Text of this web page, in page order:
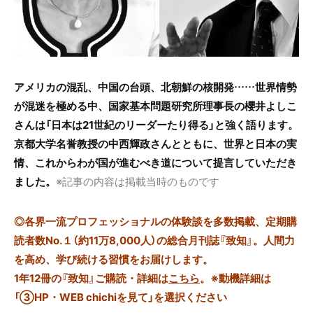
アメリカの混乱、中国の台頭、北朝鮮の核開発……世界情勢
が混迷を極める中、国家基本問題研究所理事長の櫻井よしこ
さんは「日本は21世紀のリーダーたり得る」と強く語ります。
京都大学名誉教授の中西輝政さんとともに、世界と日本の実
情、これからわが国が進むべき道について提言していただき
ました。 ※記事の内容は掲載当時のものです
◎各界一流プロフェッショナルの体験談を多数掲載、定期購
読者数No.１（約11万8,000人）の総合月刊誌『致知』。人間力
を高め、学び続ける習慣をお届けします。
1年12冊の『致知』ご購読・詳細はこちら。 ※動機詳細は
「③HP・WEB chichiを見て」を選択ください